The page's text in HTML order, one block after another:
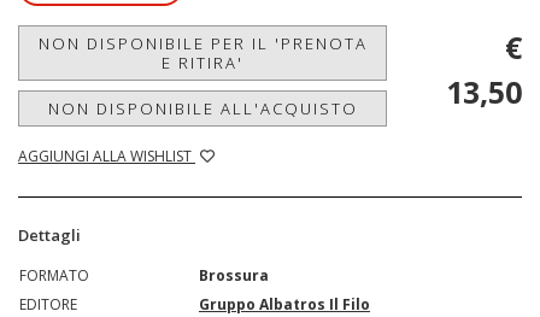
NON DISPONIBILE PER IL 'PRENOTA
E RITIRA'
NON DISPONIBILE ALL'ACQUISTO
AGGIUNGI ALLA WISHLIST
€
13,50
Dettagli
FORMATO
Brossura
EDITORE
Gruppo Albatros Il Filo